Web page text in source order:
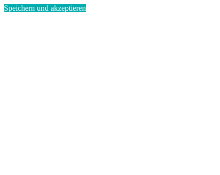
Speichern und akzeptieren